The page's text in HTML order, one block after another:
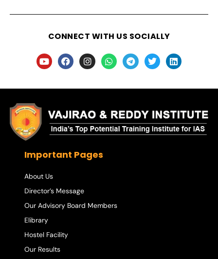
CONNECT WITH US SOCIALLY
Important Pages
About Us
Director’s Message
Our Advisory Board Members
Elibrary
Hostel Facility
Our Results